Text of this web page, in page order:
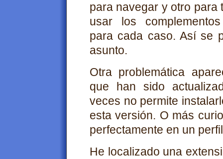
para navegar y otro para
usar los
para cada caso. Así se
asunto.
Otra problemática
que han sido
veces no permite
esta versión. O más
perfectamente en un
He localizado una